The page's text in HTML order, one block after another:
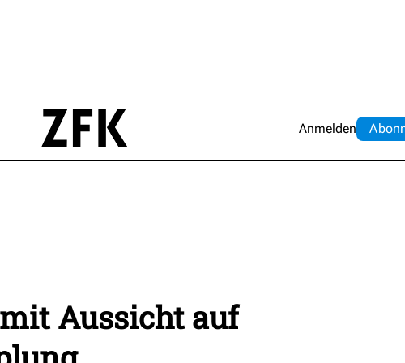
Anmelden Abo
Aussicht auf